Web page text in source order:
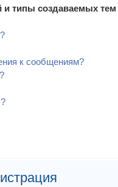
типы создаваемых тем
к сообщениям?